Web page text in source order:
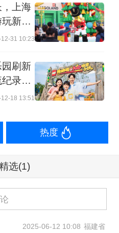
餐厅以西式快餐为
最具标志性的经典
海乐高乐园度假区
上海
新选
31 10:23
刷新
录，
18 13:51
热度
选(1)
2025-06-12 10:08 福建省